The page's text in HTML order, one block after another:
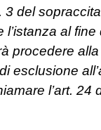
del
al
procedere
esclusione
l’art. 24